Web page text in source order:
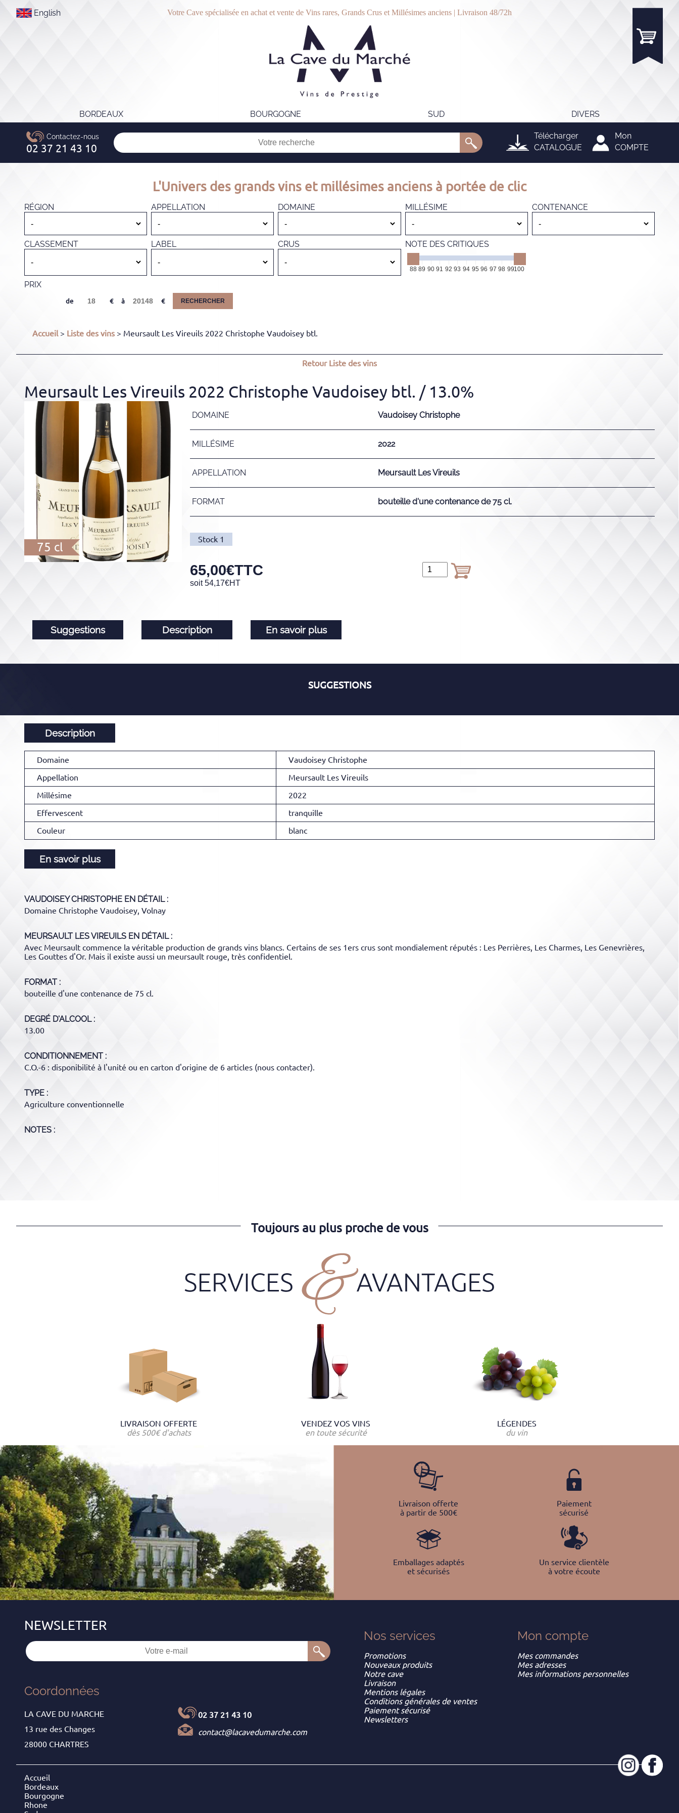
English Votre Cave spécialisée en achat et vente de Vins rares, Grands Crus et Millésimes anciens | Livraison 48/72h
BORDEAUX BOURGOGNE SUD DIVERS
Télécharger
CATALOGUE
Mon
COMPTE
L'Univers des grands vins et millésimes anciens à portée de clic
RÉGION APPELLATION DOMAINE MILLÉSIME CONTENANCE
CLASSEMENT LABEL CRUS NOTE DES CRITIQUES
88 89 90 91 92 93 94 95 96 97 98 99100
PRIX
de à RECHERCHER
Accueil> Liste des vins > Meursault Les Vireuils 2022 Christophe Vaudoisey btl.
RetourListe des vins
Meursault Les Vireuils 2022 Christophe Vaudoisey btl. / 13.0%
75 cl
DOMAINE Vaudoisey Christophe
MILLÉSIME 2022
APPELLATION Meursault Les Vireuils
FORMAT bouteille d'une contenance de 75 cl.
Stock 1
65,00€TTC
soit 54,17€HT
Suggestions Description En savoir plus
SUGGESTIONS
Description
Domaine
Vaudoisey Christophe
Appellation
Meursault Les Vireuils
Millésime
2022
Effervescent
tranquille
Couleur
blanc
En savoir plus
VAUDOISEY CHRISTOPHE EN DÉTAIL :
Domaine Christophe Vaudoisey, Volnay
MEURSAULT LES VIREUILS EN DÉTAIL :
Avec Meursault commence la véritable production de grands vins blancs. Certains de ses 1ers crus sont mondialement réputés : Les Perrières, Les Charmes, Les Genevrières,
Les Gouttes d'Or. Mais il existe aussi un meursault rouge, très confidentiel.
FORMAT
bouteille d'une contenance de 75 cl.
DEGRÉ D'ALCOOL
13.00
CONDITIONNEMENT
C.O.-6 : disponibilité à l'unité ou en carton d'origine de 6 articles (nous contacter).
TYPE
Agriculture conventionnelle
NOTES :
Toujours au plus proche de vous
LIVRAISON OFFERTE
dès 500€ d'achats
VENDEZ VOS VINS
en toute sécurité
LÉGENDES
du vin
Livraison offerte
à partir de 500€
Paiement
sécurisé
Emballages adaptés
et sécurisés
Un service clientèle
à votre écoute
Coordonnées
LA CAVE DU MARCHE
13 rue des Changes
28000 CHARTRES
02 37 21 43 10
contact@lacavedumarche.com
Nos services
Promotions
Nouveaux produits
Notre cave
Livraison
Mentions légales
Conditions générales de ventes
Paiement sécurisé
Newsletters
Mon compte
Mes commandes
Mes adresses
Mes informations personnelles
Accueil
Bordeaux
Bourgogne
Rhone